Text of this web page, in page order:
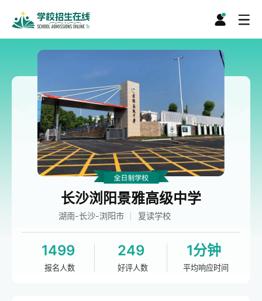
长沙浏阳景雅高级中学
湖南-长沙-浏阳市 复读学校
1499
报名人数
249
好评人数
1分钟
平均响应时间